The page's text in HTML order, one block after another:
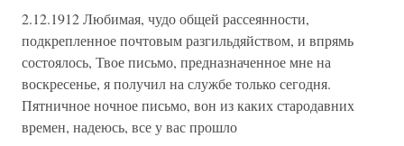
2.12.1912 Любимая, чудо общей рассеянности,
подкрепленное почтовым разгильдяйством, и впрямь
состоялось, Твое письмо, предназначенное мне на
воскресенье, я получил на службе только сегодня.
Пятничное ночное письмо, вон из каких стародавних
времен, надеюсь, все у вас прошло